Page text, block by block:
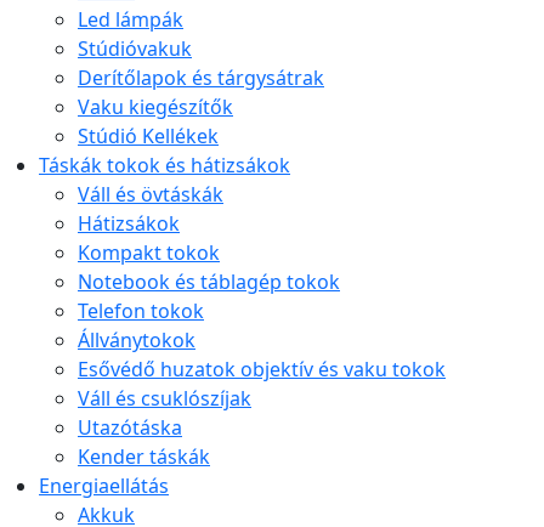
Led lámpák
Stúdióvakuk
Derítőlapok és tárgysátrak
Vaku kiegészítők
Stúdió Kellékek
Táskák tokok és hátizsákok
Váll és övtáskák
Hátizsákok
Kompakt tokok
Notebook és táblagép tokok
Telefon tokok
Állványtokok
Esővédő huzatok objektív és vaku tokok
Váll és csuklószíjak
Utazótáska
Kender táskák
Energiaellátás
Akkuk